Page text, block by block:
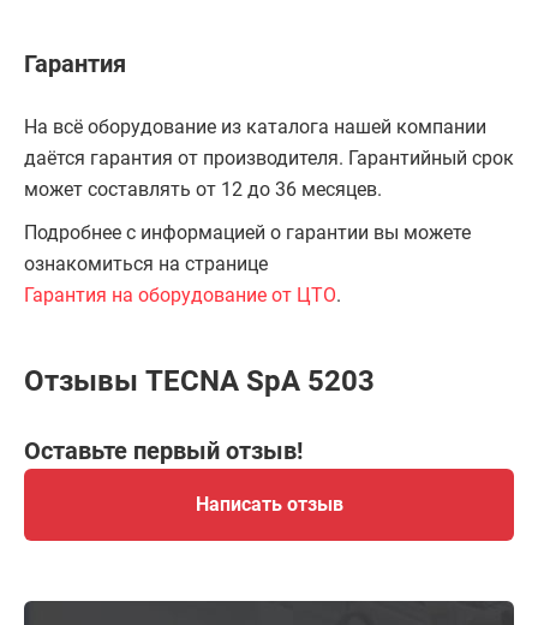
Гарантия
На всё оборудование из каталога нашей компании
даётся гарантия от производителя. Гарантийный срок
может составлять от 12 до 36 месяцев.
Подробнее с информацией о гарантии вы можете
ознакомиться на странице
Гарантия на оборудование от ЦТО.
Отзывы TECNA SpA 5203
Оставьте первый отзыв!
Написать отзыв